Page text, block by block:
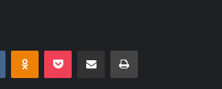
VKontakteOdnoklassniki
Pocket E-Posta ile paylaş Yazdır